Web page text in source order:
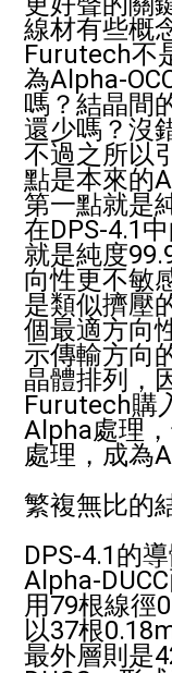
線材有些概
Furutech不
為Alpha-
嗎？結晶間
還少嗎？沒
不過之所以
點是本來的
第一點就是
在DPS-4.1
就是純度
向性更不敏
是類似擠壓
個最適方向
示傳輸方向
晶體排列，
Furutech購
Alpha處理
處理，成為
繁複無比的
DPS-4.1的
Alpha-
用79根線徑
以37根
最外層則是